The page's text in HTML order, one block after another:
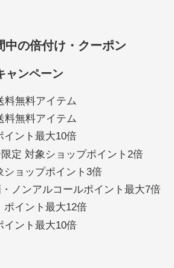
中の倍付け・クーポン
ャンペーン
料無料アイテム
料無料アイテム
イント最大10倍
定 対象ショップポイント2倍
ショップポイント3倍
ノンアルコールポイント最大7倍
ポイント最大12倍
イント最大10倍